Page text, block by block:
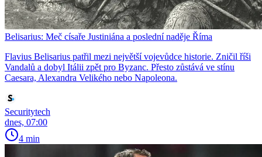
Belisarius: Meč císaře Justiniána a poslední naděje Říma
Flavius Belisarius patřil mezi největší vojevůdce historie. Zničil říši
Vandalů a dobyl Itálii zpět pro Byzanc. Přesto zůstává ve stínu
Caesara, Alexandra Velikého nebo Napoleona.
Securitytech
dnes, 07:00
4 min